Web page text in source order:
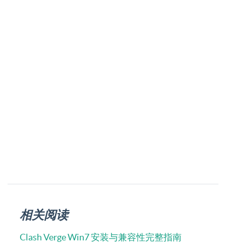
相关阅读
Clash Verge Win7 安装与兼容性完整指南